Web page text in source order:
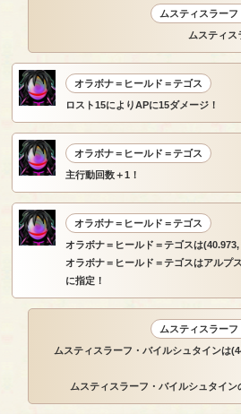
ムスティスラー
ムスティス
オラボナ＝ヒールド＝テゴス
ロスト15によりAPに15ダメージ！
オラボナ＝ヒールド＝テゴス
主行動回数＋1！
オラボナ＝ヒールド＝テゴス
オラボナ＝ヒールド＝テゴスは
オラボナ＝ヒールド＝テゴスはアルプ
に指定！
ムスティスラー
ムスティスラーフ・バイルシュタインは
ムスティスラーフ・バイルシュタイン